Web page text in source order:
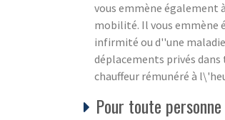
vous emmène également
mobilité. Il vous emmène
infirmité ou d''une
déplacements privés dans
chauffeur rémunéré à
Pour toute